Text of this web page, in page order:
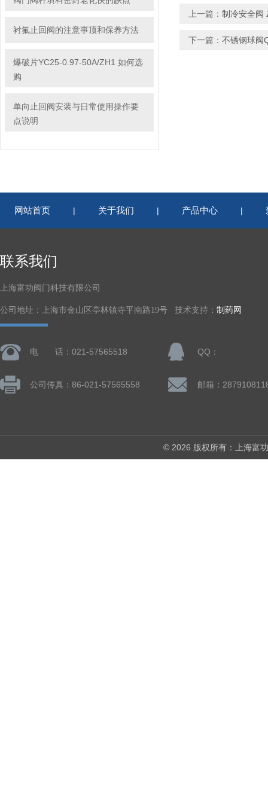
衬氟止回阀的注意事顶和保养方法
爆破片YC25-0.97-50A/ZH1 如何选
购
单向止回阀安装与日常使用操作要
点说明
上一篇： 制冷安全阀
下一篇： 不锈钢球阀
网站首页 | 关于我们 | 产品中心 |
联系我们
上海富功阀门科技有限公司
公司地址：上海市金山区亭林镇寺平南路19号 技术支持： 制药网
电 话：021-57565518 QQ：
公司传真：86-021-57565558 邮箱：
© 2026 版权所有：上海富